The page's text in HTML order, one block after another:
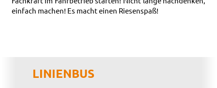
einfach machen! Es macht einen Riesenspaß!
LINIENBUS